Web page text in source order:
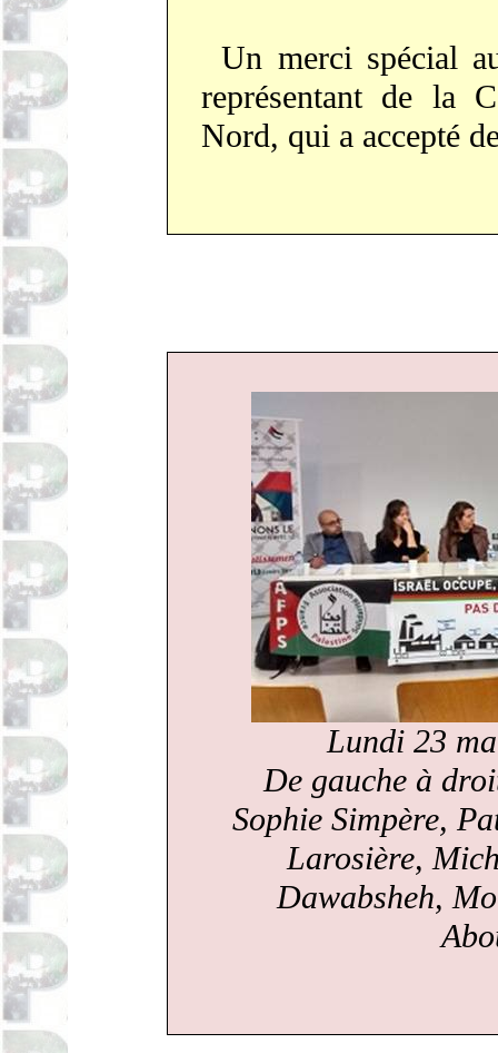
Un merci spécial
représentant de la
Nord, qui a accepté
Lundi 23
De gauche à
Sophie Simpère,
Larosière,
Dawabsheh,